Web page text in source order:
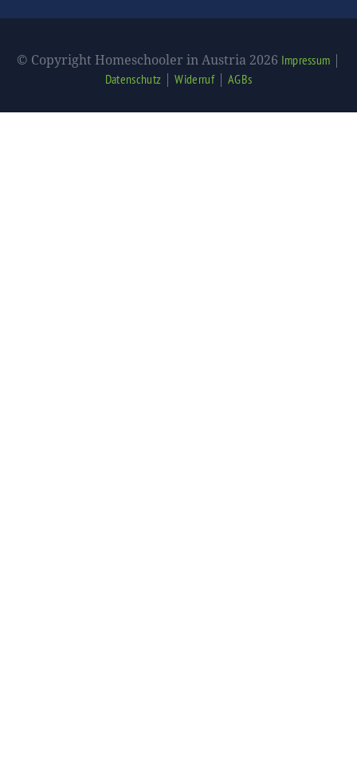
© Copyright Homeschooler in Austria 2026 Impressum |
Datenschutz |Widerruf| AGBs